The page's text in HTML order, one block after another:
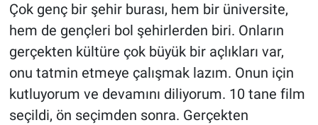
Çok genç bir şehir burası, hem bir üniversite,
hem de gençleri bol şehirlerden biri. Onların
gerçekten kültüre çok büyük bir açlıkları var,
onu tatmin etmeye çalışmak lazım. Onun için
kutluyorum ve devamını diliyorum. 10 tane film
seçildi, ön seçimden sonra. Gerçekten